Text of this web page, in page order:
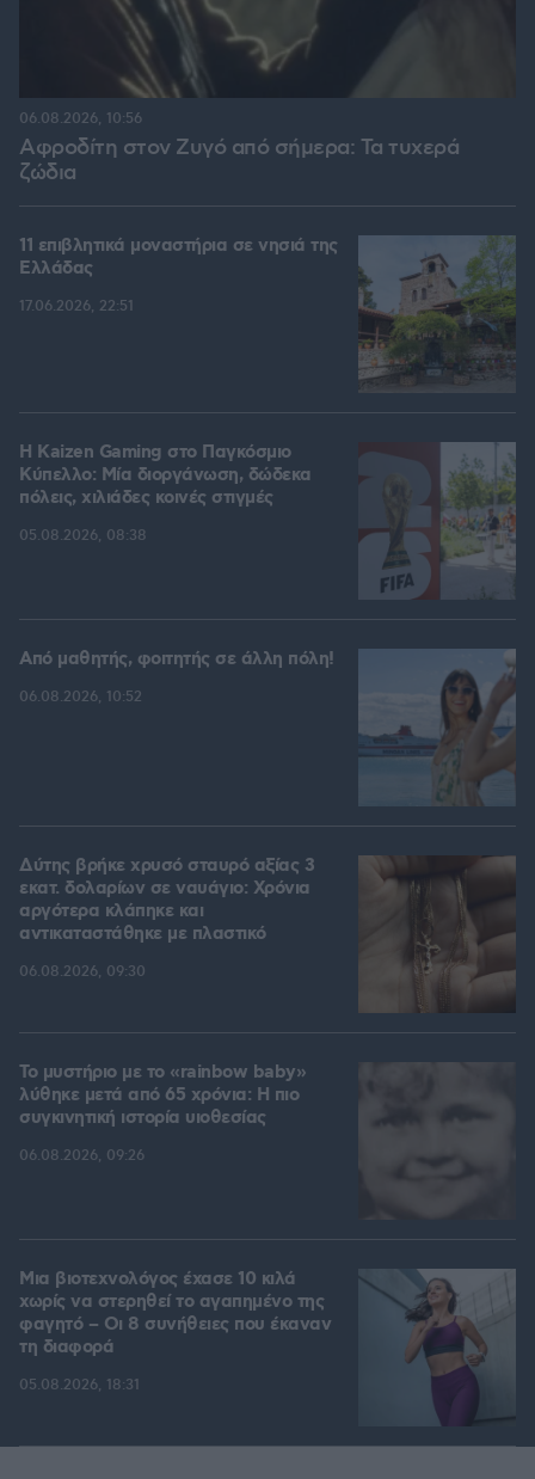
Αφροδίτη στον Ζυγό από σήμερα: Τα τυχερά
ζώδια
06.08.2026, 10:56
11 επιβλητικά μοναστήρια σε νησιά της
Ελλάδας
17.06.2026, 22:51
H Kaizen Gaming στο Παγκόσμιο
Kύπελλο: Μία διοργάνωση, δώδεκα
πόλεις, χιλιάδες κοινές στιγμές
05.08.2026, 08:38
Από μαθητής, φοιτητής σε άλλη πόλη!
06.08.2026, 10:52
Δύτης βρήκε χρυσό σταυρό αξίας 3
εκατ. δολαρίων σε ναυάγιο: Χρόνια
αργότερα κλάπηκε και
αντικαταστάθηκε με πλαστικό
06.08.2026, 09:30
Το μυστήριο με το «rainbow baby»
λύθηκε μετά από 65 χρόνια: Η πιο
συγκινητική ιστορία υιοθεσίας
06.08.2026, 09:26
Μια βιοτεχνολόγος έχασε 10 κιλά
χωρίς να στερηθεί το αγαπημένο της
φαγητό – Οι 8 συνήθειες που έκαναν
τη διαφορά
05.08.2026, 18:31